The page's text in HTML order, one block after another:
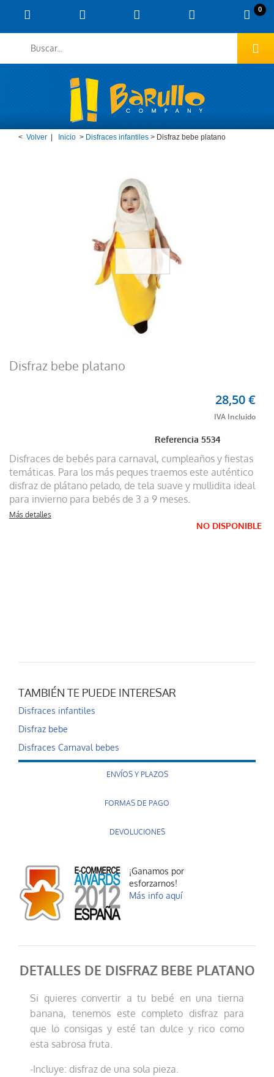
0
< Volver Inicio > Disfraces infantiles > Disfraz bebe platano
Disfraz bebe platano
Referencia 5534
28,50 €
Disfraces de bebés para carnaval, cumpleaños y fiestas
temáticas. Para los más peques traemos este auténtico
disfraz de plátano pelado, de tela suave y mullidita ideal
para invierno para bebés de 3 a 9 meses.
Más detalles
NO DISPONIBLE
TAMBIÉN TE PUEDE INTERESAR
Disfraces infantiles
Disfraz bebe
Disfraces Carnaval bebes
ENVÍOS Y PLAZOS
FORMAS DE PAGO
DEVOLUCIONES
¡Ganamos por
esforzarnos!
Más info aquí
DETALLES DE DISFRAZ BEBE PLATANO
Si quieres convertir a tu bebé en una tierna
banana, tenemos este completo disfraz para
que lo consigas y esté tan dulce y rico como
esta sabrosa fruta.
-Incluye: disfraz de una sola pieza.